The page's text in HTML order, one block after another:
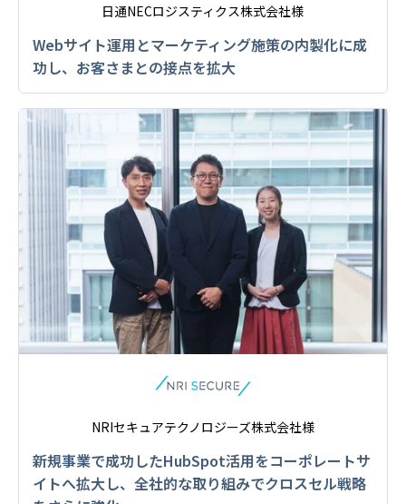
日通NECロジスティクス株式会社様
Webサイト運用とマーケティング施策の内製化に成
功し、お客さまとの接点を拡大
NRIセキュアテクノロジーズ株式会社様
新規事業で成功したHubSpot活用をコーポレートサ
イトへ拡大し、全社的な取り組みでクロスセル戦略